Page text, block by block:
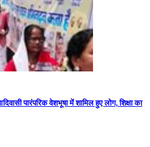
पारंपरिक वेशभूषा में शामिल हुए लोग, शिक्षा का